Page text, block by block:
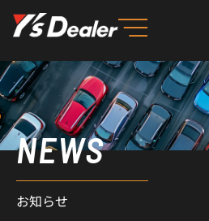
を
ス
キ
ッ
プ NEWS
お知らせ